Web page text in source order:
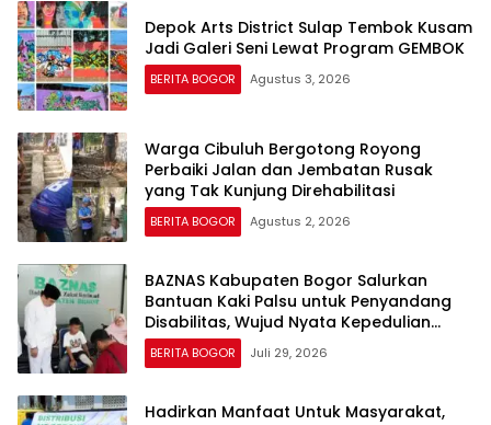
Depok Arts District Sulap Tembok Kusam
Jadi Galeri Seni Lewat Program GEMBOK
BERITA BOGOR Agustus 3, 2026
Warga Cibuluh Bergotong Royong
Perbaiki Jalan dan Jembatan Rusak
yang Tak Kunjung Direhabilitasi
BERITA BOGOR Agustus 2, 2026
BAZNAS Kabupaten Bogor Salurkan
Bantuan Kaki Palsu untuk Penyandang
Disabilitas, Wujud Nyata Kepedulian
dalam Program “Bogor Peduli”
BERITA BOGOR Juli 29, 2026
Hadirkan Manfaat Untuk Masyarakat,